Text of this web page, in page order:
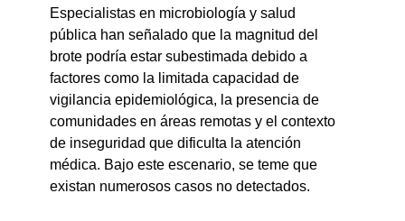
Especialistas en microbiología y salud
pública han señalado que la magnitud del
brote podría estar subestimada debido a
factores como la limitada capacidad de
vigilancia epidemiológica, la presencia de
comunidades en áreas remotas y el contexto
de inseguridad que dificulta la atención
médica. Bajo este escenario, se teme que
existan numerosos casos no detectados.